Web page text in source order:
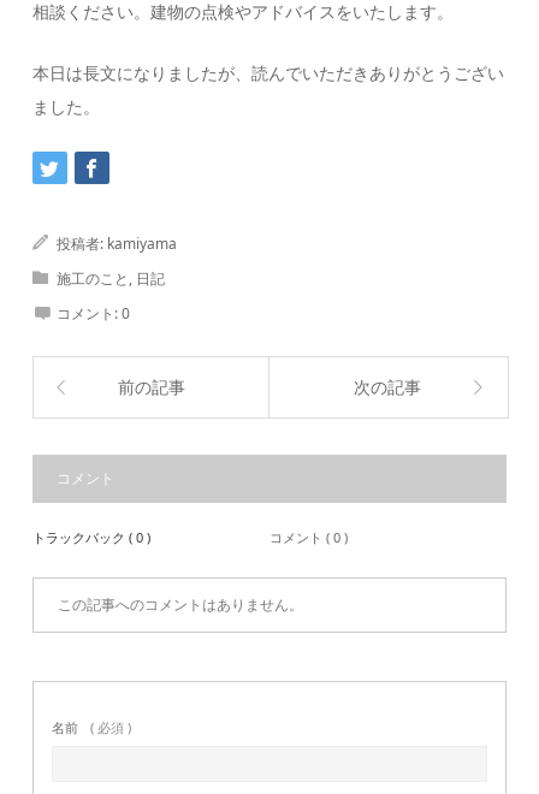
相談ください。建物の点検やアドバイスをいたします。
本日は長文になりましたが、読んでいただきありがとうござい
ました。
投稿者: kamiyama
施工のこと , 日記
コメント:0
前の記事 次の記事
コメント
トラックバック ( 0 ) コメント ( 0 )
この記事へのコメントはありません。
名前 ( 必須 )